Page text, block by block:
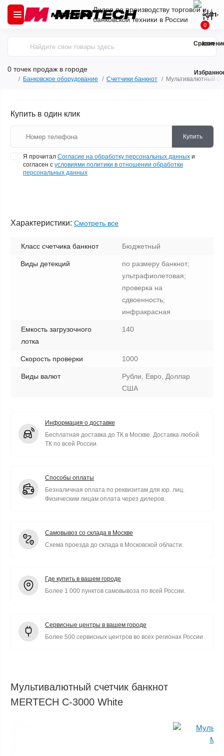
Лидер по производству торговой и
банковской техники в России
0 точек продаж в городе
0
Банковское оборудование Счетчики банкнот Мультивалютный
Купить в один клик
Купить
Я прочитал Согласие на обработку персональных данных и
согласен с условиями политики в отношении обработки
персональных данных
Характеристики: Смотреть все
Класс счетчика банкнот Бюджетный
Виды детекций
по размеру банкнот;
ультрафиолетовая;
проверка на
сдвоенность;
инфракрасная
Емкость загрузочного
лотка
140
Скорость проверки 1000
Виды валют
Рубли, Евро, Доллар
США
Информация о доставке
Бесплатная доставка до ТК в Москве. Доставка любой
ТК по всей России.
Способы оплаты
Безналичная оплата по реквизитам для юр. лиц.
Физическим лицам оплата через дилеров.
Самовывоз со склада в Москве
Схема проезда до склада в Московской области.
Где купить в вашем городе
Более 1 000 пунктов самовывоза по всей России.
Сервисные центры в вашем городе
Более 500 сервисных центров во всех регионах России
Мультивалютный счетчик банкнот
MERTECH C-3000 White